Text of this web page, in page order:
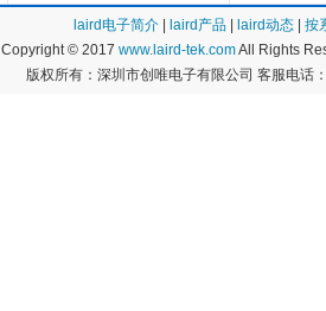
laird电子简介 laird产品 laird动态
按
Copyright © 2017 www.laird-tek.comAll Rights
版权所有：深圳市创唯电子有限公司 客服电话